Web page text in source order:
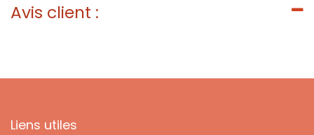
Avis client :
Liens utiles